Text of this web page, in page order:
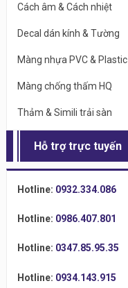
Cách âm & Cách nhiệt
Decal dán kính & Tường
Màng nhựa PVC & Plastic
Màng chống thấm HQ
Thảm & Simili trải sàn
Hỗ trợ trực tuyến
Hotline: 0932.334.086
Hotline: 0986.407.801
Hotline: 0347.85.95.35
Hotline: 0934.143.915